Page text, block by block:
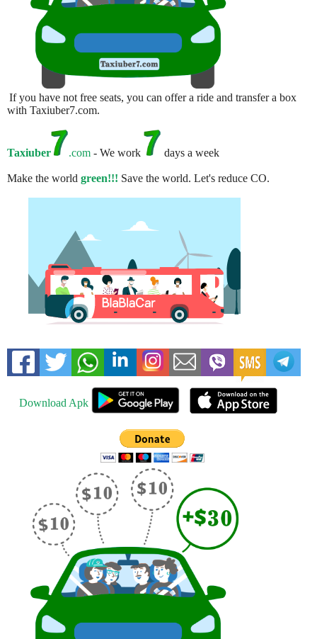
If you have not free seats, you can offer a ride and transfer a box
with Taxiuber7.com.
Taxiuber .com - We work days a week
Make the world green!!! Save the world. Let's reduce CO.
Download Apk